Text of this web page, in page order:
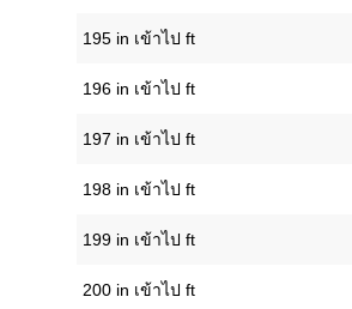
195 in เข้าไป ft
196 in เข้าไป ft
197 in เข้าไป ft
198 in เข้าไป ft
199 in เข้าไป ft
200 in เข้าไป ft